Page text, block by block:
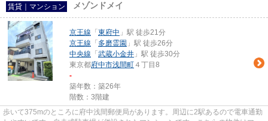
賃貸｜マンション メゾンドメイ
京王線 「 東府中 」駅 徒歩21分
京王線 「 多磨霊園 」駅 徒歩26分
中央線 「 武蔵小金井 」駅 徒歩30分
東京都府中市浅間町 ４丁目8
-
築年数：築26年
階数：3階建
歩いて375mのところに府中浅間郵便局があります。周辺に2駅あるので電車通勤